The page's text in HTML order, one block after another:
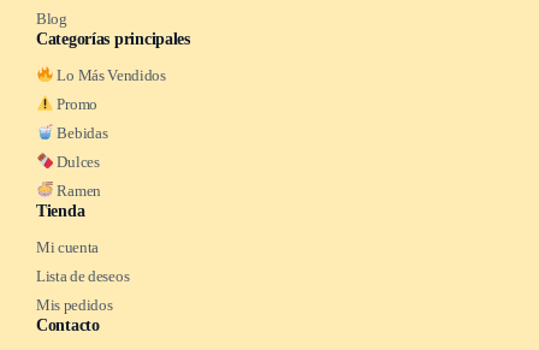
Blog
Categorías principales
Lo Más Vendidos
Promo
Bebidas
Dulces
Ramen
Tienda
Mi cuenta
Lista de deseos
Mis pedidos
Contacto